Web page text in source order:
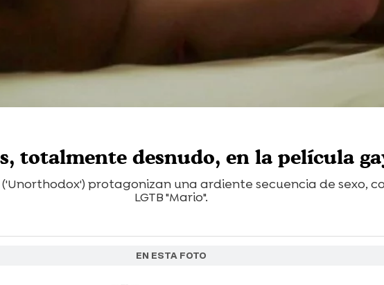
totalmente desnudo, en la película
('Unorthodox') protagonizan una ardiente secuencia de sexo,
LGTB "Mario".
EN ESTA FOTO